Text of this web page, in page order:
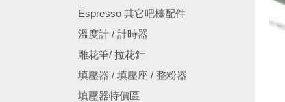
Espresso 其它吧檯配件
溫度計 / 計時器
雕花筆/ 拉花針
填壓器 / 填壓座 / 整粉器
填壓器特價區